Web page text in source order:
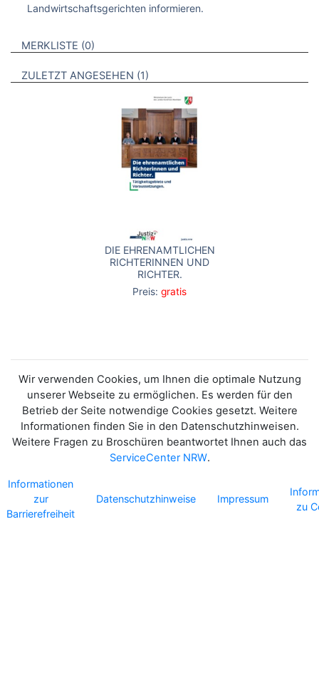
Landwirtschaftsgerichten informieren.
VERWEISE AUF VERMERKTE- ODER ZULETZT ANGESEHENE
MERKLISTE 0 BROSCHÜREN
ZULETZT ANGESEHEN 1 BROSCHÜREN
DIE EHRENAMTLICHEN
RICHTERINNEN UND
RICHTER.
Preis: gratis
Wir verwenden Cookies, um Ihnen die optimale Nutzung
unserer Webseite zu ermöglichen. Es werden für den
Betrieb der Seite notwendige Cookies gesetzt. Weitere
Informationen finden Sie in den Datenschutzhinweisen.
Weitere Fragen zu Broschüren beantwortet Ihnen auch das
ServiceCenter NRW.
Informationen
zur
Barrierefreiheit
Datenschutzhinweise Impressum
zu